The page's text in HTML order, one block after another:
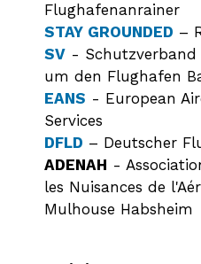
Flughafenanrainer
STAY GROUNDED –
SV - Schutzverband
um den Flughafen
EANS - European
Services
DFLD – Deutscher
ADENAH -
les Nuisances de
Mulhouse Habsheim